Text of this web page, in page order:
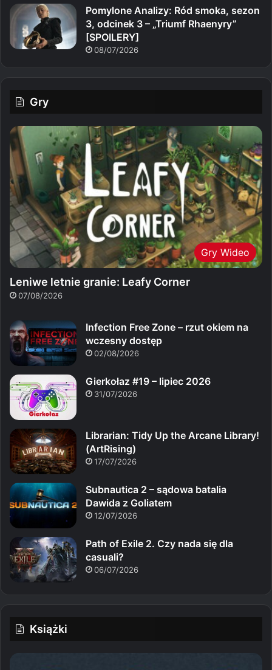
Pomylone Analizy: Ród smoka, sezon
3, odcinek 3 – „Triumf Rhaenyry”
[SPOILERY]
08/07/2026
Gry
Gry Wideo
Leniwe letnie granie: Leafy Corner
07/08/2026
Infection Free Zone – rzut okiem na
wczesny dostęp
02/08/2026
Gierkołaz #19 – lipiec 2026
31/07/2026
Librarian: Tidy Up the Arcane Library!
(ArtRising)
17/07/2026
Subnautica 2 – sądowa batalia
Dawida z Goliatem
12/07/2026
Path of Exile 2. Czy nada się dla
casuali?
06/07/2026
Książki